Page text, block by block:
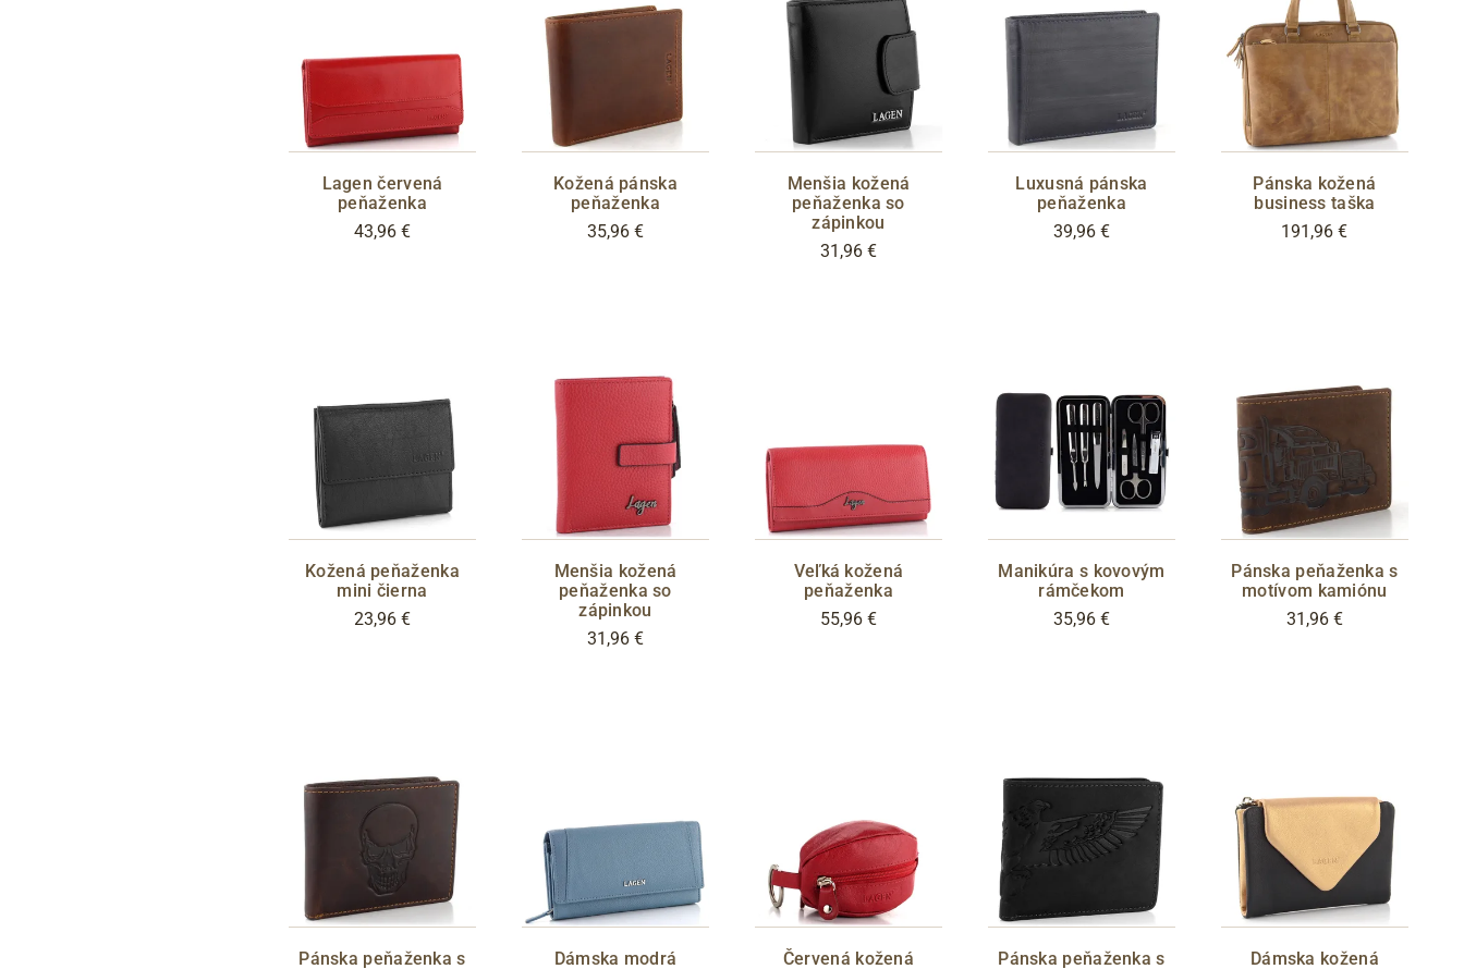
Lagen červená
peňaženka
43,96 €
Kožená pánska
peňaženka
35,96 €
Menšia kožená
peňaženka so
zápinkou
31,96 €
Luxusná pánska
peňaženka
39,96 €
Pánska kožená
business taška
191,96 €
Kožená peňaženka
mini čierna
23,96 €
Menšia kožená
peňaženka so
zápinkou
31,96 €
Veľká kožená
peňaženka
55,96 €
Manikúra s kovovým
rámčekom
35,96 €
Pánska peňaženka s
motívom kamiónu
31,96 €
Pánska peňaženka s
Dámska modrá
Červená kožená
Pánska peňaženka s
Dámska kožená